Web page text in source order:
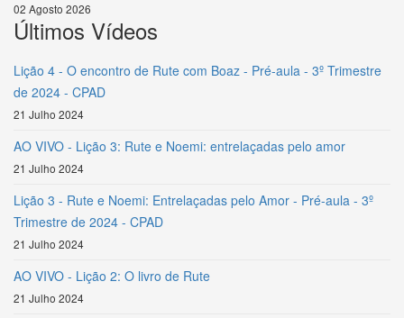
02 Agosto 2026
Últimos Vídeos
Lição 4 - O encontro de Rute com Boaz - Pré-aula - 3º Trimestre
de 2024 - CPAD
21 Julho 2024
AO VIVO - Lição 3: Rute e Noemi: entrelaçadas pelo amor
21 Julho 2024
Lição 3 - Rute e Noemi: Entrelaçadas pelo Amor - Pré-aula - 3º
Trimestre de 2024 - CPAD
21 Julho 2024
AO VIVO - Lição 2: O livro de Rute
21 Julho 2024